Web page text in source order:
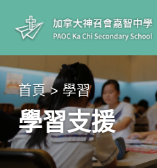
首頁 > 學習
學習支援